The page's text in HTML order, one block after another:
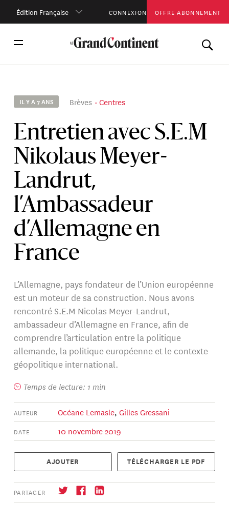
Édition Française CONNEXION OFFRE ABONNEMENT
IL Y A 7 ANS Brèves Centres
Entretien avec S.E.M
Nikolaus Meyer-
Landrut,
l’Ambassadeur
d’Allemagne en
France
L’Allemagne, pays fondateur de l’Union européenne
est un moteur de sa construction. Nous avons
rencontré S.E.M Nicolas Meyer-Landrut,
ambassadeur d’Allemagne en France, afin de
comprendre l’articulation entre la politique
allemande, la politique européenne et le contexte
géopolitique international.
Temps de lecture: 1 min
AUTEUR Océane Lemasle, Gilles Gressani
DATE 10 novembre 2019
AJOUTER TÉLÉCHARGER LE PDF
PARTAGER